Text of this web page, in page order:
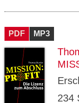
PDF MP3
234